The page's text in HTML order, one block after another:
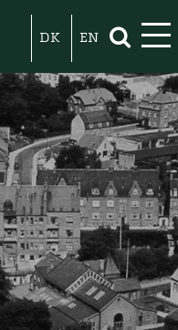
DK EN